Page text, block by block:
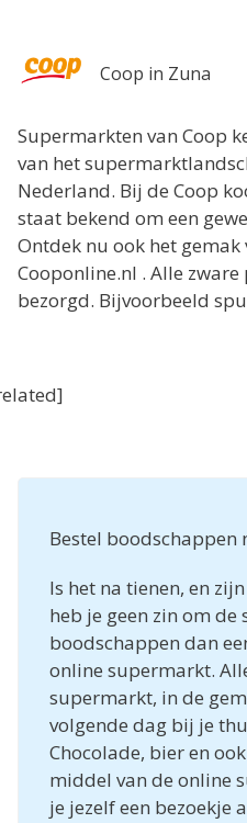
Coop in Zuna
Supermarkten van Coop
van het
Nederland. Bij de Coop
staat bekend om een
Ontdek nu ook het
Cooponline.nl . Alle
bezorgd. Bijvoorbeeld
Bestel boodschappen
Is het na tienen, en
heb je geen zin om de
boodschappen dan
online supermarkt.
supermarkt, in de
volgende dag bij je
Chocolade, bier en
middel van de online
je jezelf een bezoekje